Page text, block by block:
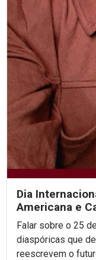
Dia
Americana e
Falar sobre o 25
diaspóricas que
reescrevem o